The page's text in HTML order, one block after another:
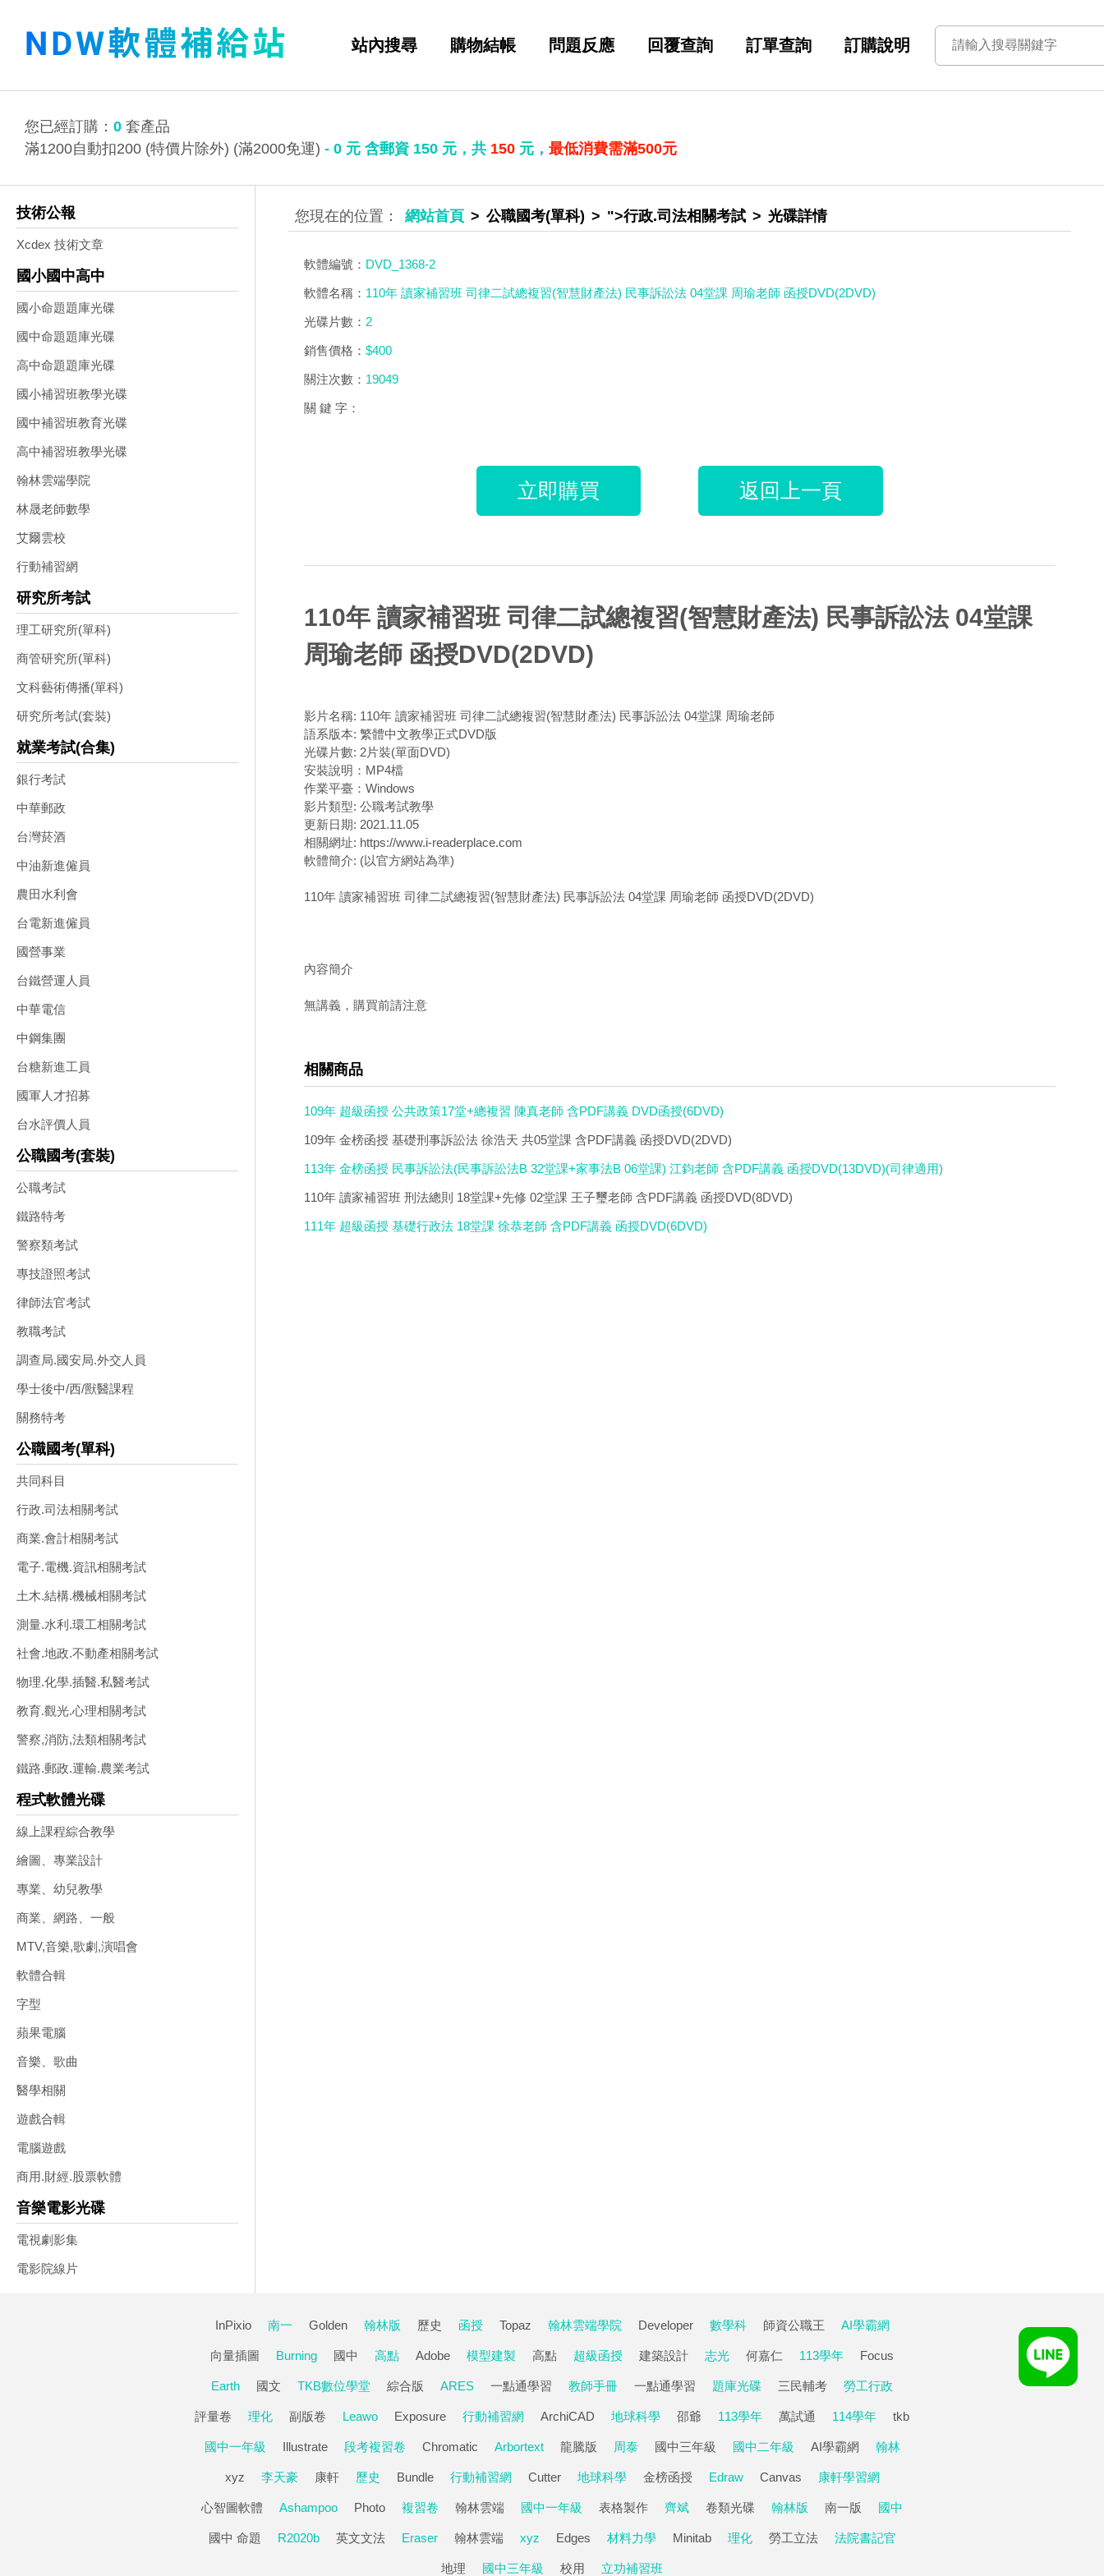
站內搜尋 購物結帳 問題反應 回覆查詢 訂單查詢 訂購說明
您已經訂購： 0 套產品
滿1200自動扣200 (特價片除外) (滿2000免運) - 0 元 含郵資 150 元，共 150 元， 最低消費需滿500元
技術公報
Xcdex 技術文章
國小國中高中
國小命題題庫光碟
國中命題題庫光碟
高中命題題庫光碟
國小補習班教學光碟
國中補習班教育光碟
高中補習班教學光碟
翰林雲端學院
林晟老師數學
艾爾雲校
行動補習網
研究所考試
理工研究所(單科)
商管研究所(單科)
文科藝術傳播(單科)
研究所考試(套裝)
就業考試(合集)
銀行考試
中華郵政
台灣菸酒
中油新進僱員
農田水利會
台電新進僱員
國營事業
台鐵營運人員
中華電信
中鋼集團
台糖新進工員
國軍人才招募
台水評價人員
公職國考(套裝)
公職考試
鐵路特考
警察類考試
專技證照考試
律師法官考試
教職考試
調查局.國安局.外交人員
學士後中/西/獸醫課程
關務特考
公職國考(單科)
共同科目
行政.司法相關考試
商業.會計相關考試
電子.電機.資訊相關考試
土木.結構.機械相關考試
測量.水利.環工相關考試
社會.地政.不動產相關考試
物理.化學.插醫.私醫考試
教育.觀光.心理相關考試
警察,消防,法類相關考試
鐵路.郵政.運輸.農業考試
程式軟體光碟
線上課程綜合教學
繪圖、專業設計
專業、幼兒教學
商業、網路、一般
MTV,音樂,歌劇,演唱會
軟體合輯
字型
蘋果電腦
音樂、歌曲
醫學相關
遊戲合輯
電腦遊戲
商用.財經.股票軟體
音樂電影光碟
電視劇影集
電影院線片
網站首頁 公職國考(單科) ">行政.司法相關考試 光碟詳情
軟體編號： DVD_1368-2
軟體名稱： 110年 讀家補習班 司律二試總複習(智慧財產法) 民事訴訟法 04堂課 周瑜老師 函授DVD(2DVD)
光碟片數： 2
銷售價格：$400
關注次數： 19049
關 鍵 字：
立即購買 返回上一頁
110年 讀家補習班 司律二試總複習(智慧財產法) 民事訴訟法 04堂課
周瑜老師 函授DVD(2DVD)
影片名稱: 110年 讀家補習班 司律二試總複習(智慧財產法) 民事訴訟法 04堂課 周瑜老師
語系版本: 繁體中文教學正式DVD版
光碟片數: 2片裝(單面DVD)
安裝說明：MP4檔
作業平臺：Windows
影片類型: 公職考試教學
更新日期: 2021.11.05
相關網址: https://www.i-readerplace.com
軟體簡介: (以官方網站為準)
110年 讀家補習班 司律二試總複習(智慧財產法) 民事訴訟法 04堂課 周瑜老師 函授DVD(2DVD)
內容簡介
無講義，購買前請注意
相關商品
109年 超級函授 公共政策17堂+總複習 陳真老師 含PDF講義 DVD函授(6DVD)
109年 金榜函授 基礎刑事訴訟法 徐浩天 共05堂課 含PDF講義 函授DVD(2DVD)
113年 金榜函授 民事訴訟法(民事訴訟法B 32堂課+家事法B 06堂課) 江鈞老師 含PDF講義 函授DVD(13DVD)(司律適用)
110年 讀家補習班 刑法總則 18堂課+先修 02堂課 王子璽老師 含PDF講義 函授DVD(8DVD)
111年 超級函授 基礎行政法 18堂課 徐恭老師 含PDF講義 函授DVD(6DVD)
InPixio 南一 Golden 翰林版 歷史 函授 Topaz 翰林雲端學院 Developer 數學科 師資公職王 AI學霸網
向量插圖 Burning 國中 高點 Adobe 模型建製 高點 超級函授 建築設計 志光 何嘉仁 113學年 Focus
Earth 國文 TKB數位學堂 綜合版 ARES 一點通學習 教師手冊 一點通學習 題庫光碟 三民輔考 勞工行政
評量卷 理化 副版卷 Leawo Exposure 行動補習網 ArchiCAD 地球科學 邵爺 113學年 萬試通 114學年 tkb
國中一年級 Illustrate 段考複習卷 Chromatic Arbortext 龍騰版 周泰 國中三年級 國中二年級 AI學霸網 翰林
xyz 李天豪 康軒 歷史 Bundle 行動補習網 Cutter 地球科學 金榜函授 Edraw Canvas 康軒學習網
心智圖軟體 Ashampoo Photo 複習卷 翰林雲端 國中一年級 表格製作 齊斌 卷類光碟 翰林版 南一版 國中
國中 命題 R2020b 英文文法 Eraser 翰林雲端 xyz Edges 材料力學 Minitab 理化 勞工立法 法院書記官
地理 國中三年級 校用 立功補習班